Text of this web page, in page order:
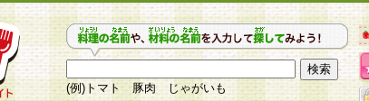
(例)トマト 豚肉 じゃがいも